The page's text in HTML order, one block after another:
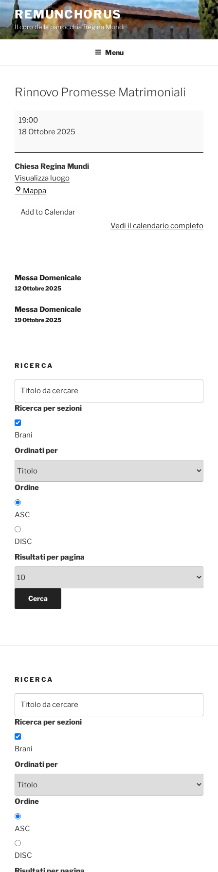
Salta
contenuto
REMUNCHORUS
Il coro della parrocchia Regina Mundi
Menu
Rinnovo Promesse Matrimoniali
Rinnovo
Promesse
19:00
18 Ottobre 2025
Chiesa Regina Mundi
Visualizza luogo
MappaChiesa
Mundi
Add to Calendar
Vedi il calendario completo
articoli
Messa Domenicale
12 Ottobre 2025
Messa Domenicale
19 Ottobre 2025
RICERCA
Ricerca per sezioni
Brani
Ordinati per
Ordine
ASC
DISC
Risultati per pagina
RICERCA
Ricerca per sezioni
Brani
Ordinati per
Ordine
ASC
DISC